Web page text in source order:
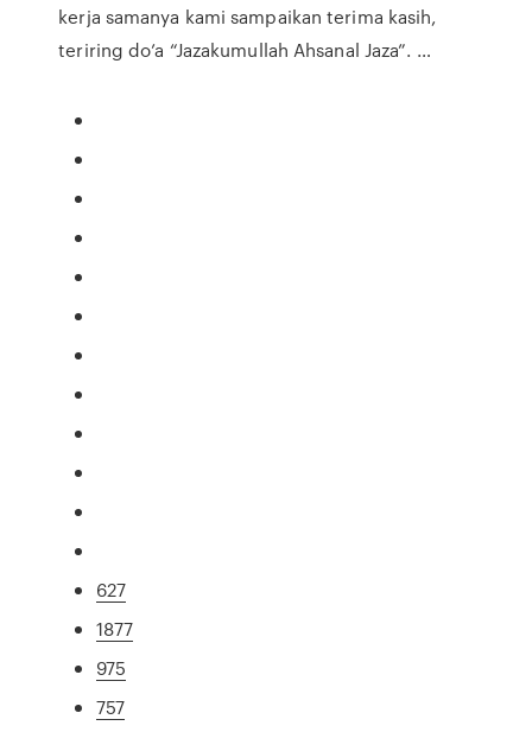
kerja samanya kami sampaikan terima kasih,
teriring do’a “Jazakumullah Ahsanal Jaza”. …
627
1877
975
757